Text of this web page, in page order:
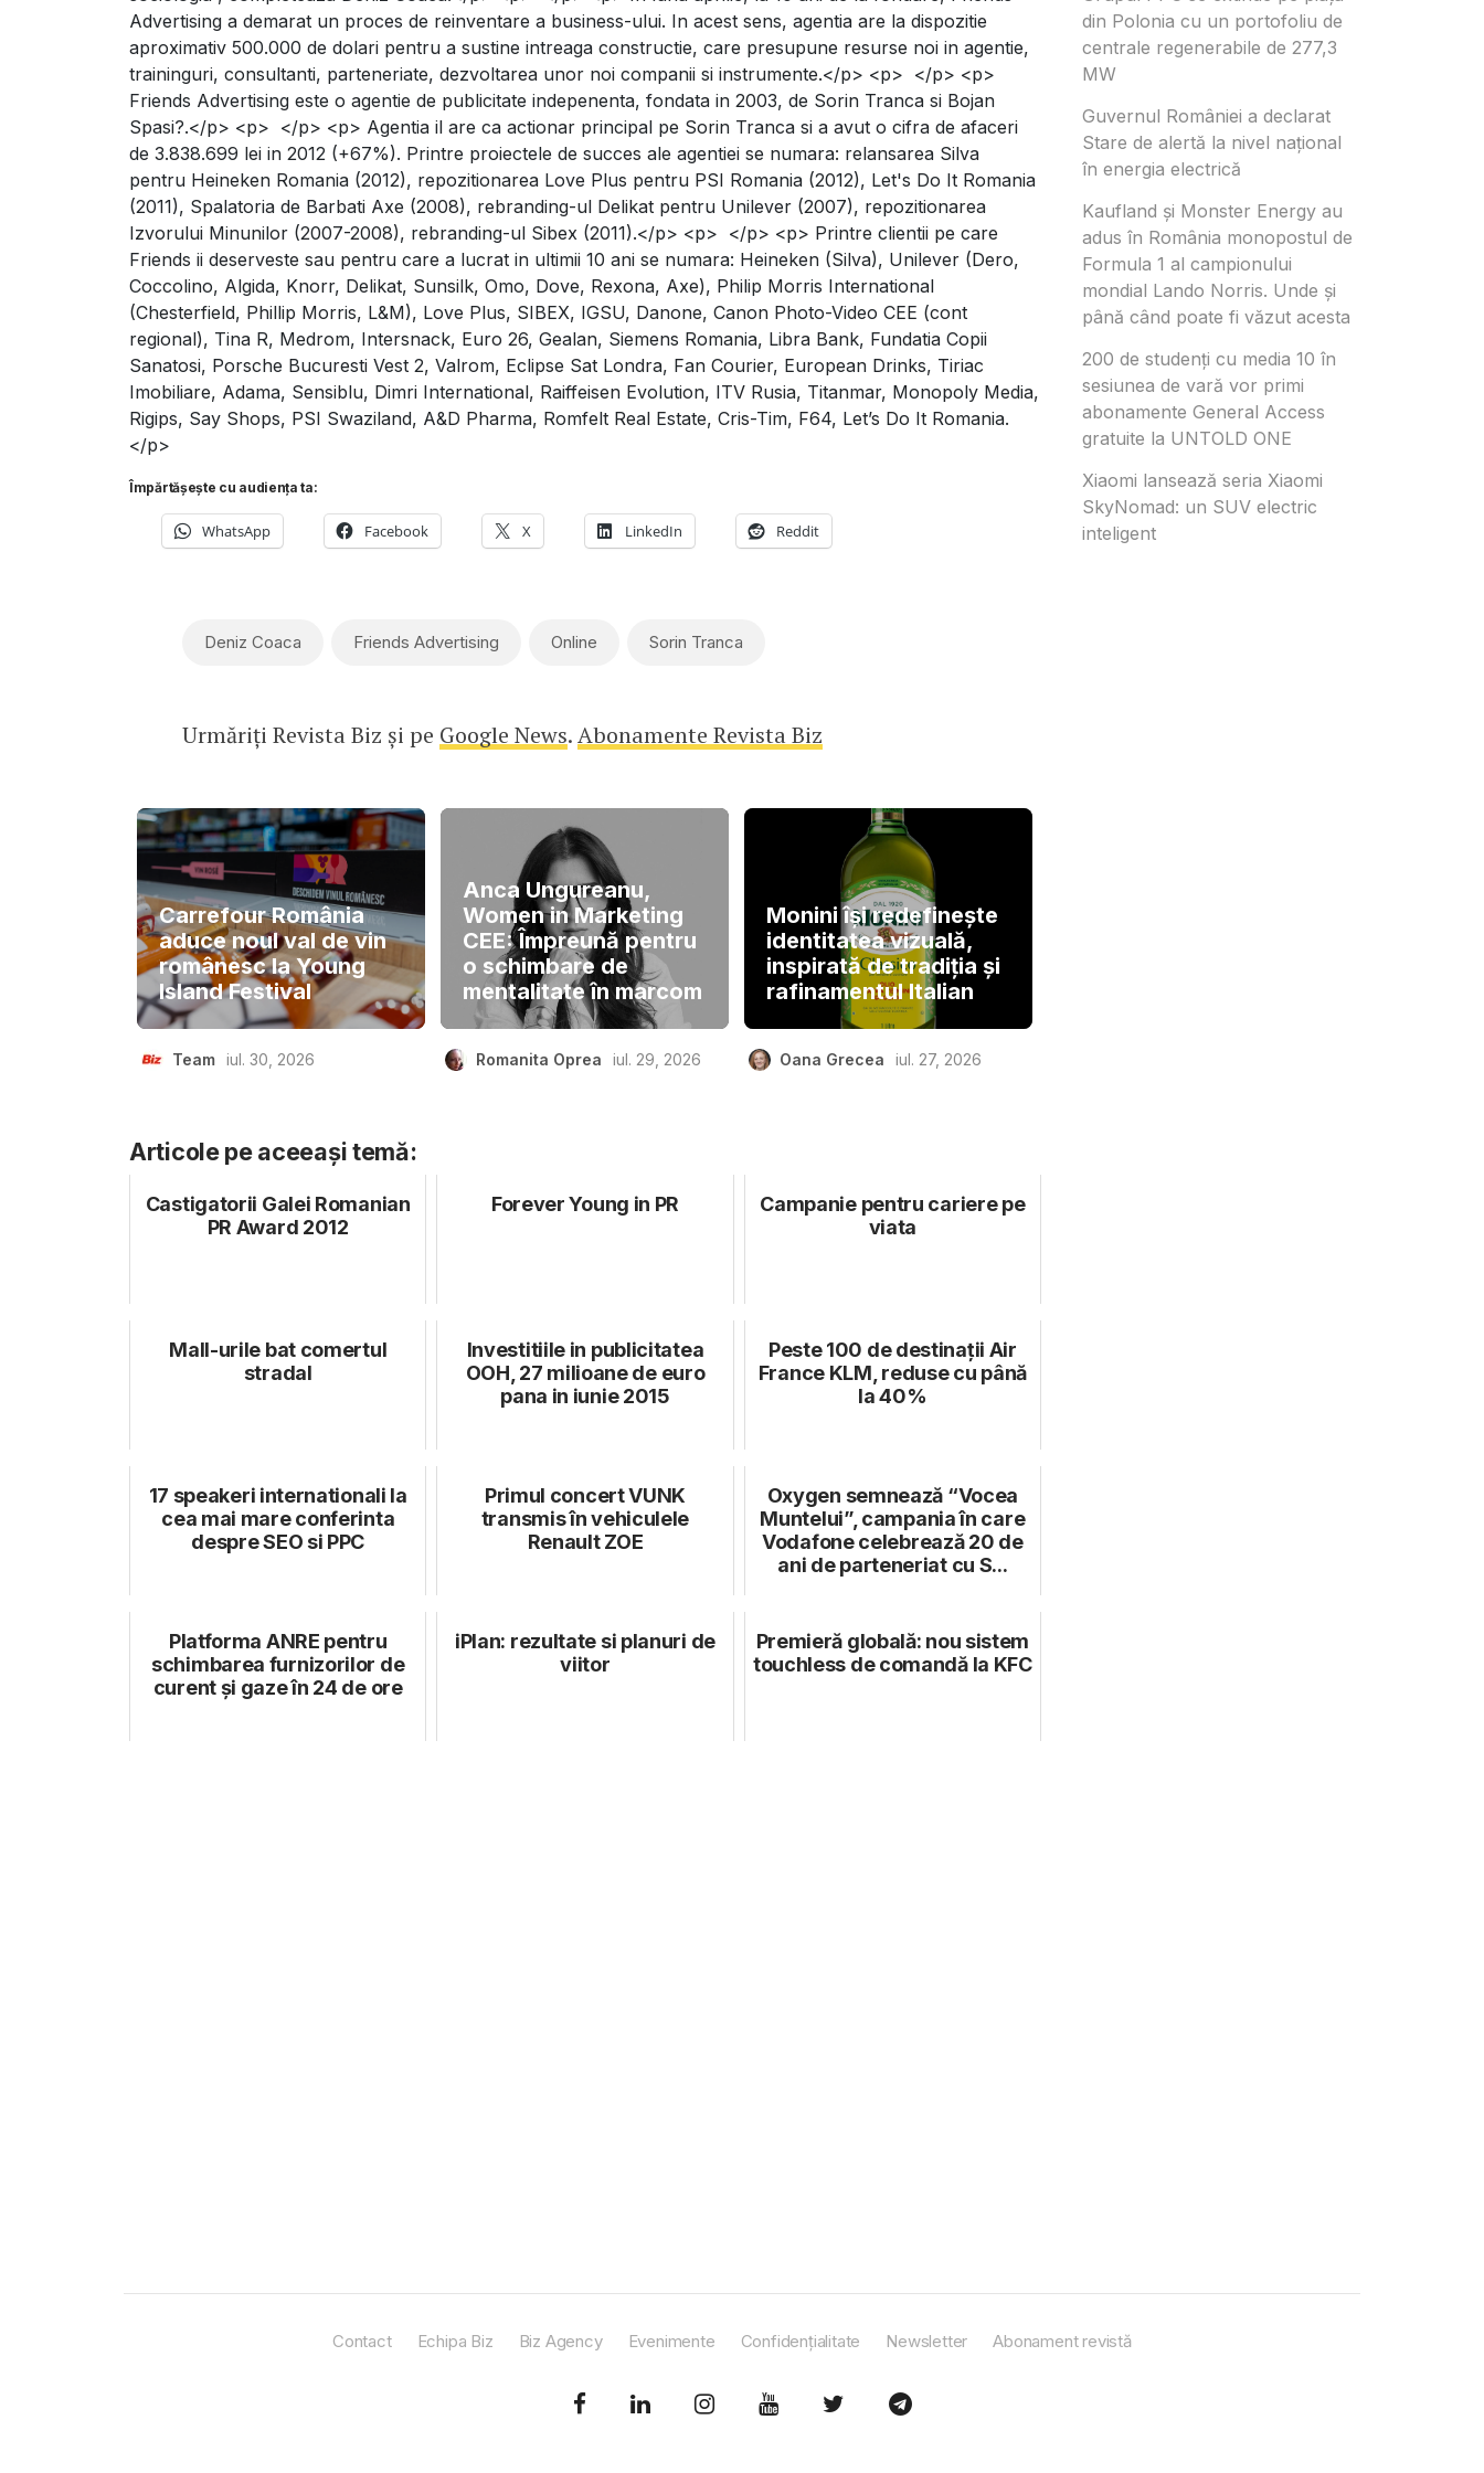
Advertising a demarat un proces de reinventare a business-ului. In acest sens, agentia are la dispozitie
aproximativ 500.000 de dolari pentru a sustine intreaga constructie, care presupune resurse noi in agentie,
traininguri, consultanti, parteneriate, dezvoltarea unor noi companii si instrumente.</p> <p> </p> <p>
Friends Advertising este o agentie de publicitate indepenenta, fondata in 2003, de Sorin Tranca si Bojan
Spasi?.</p> <p> </p> <p> Agentia il are ca actionar principal pe Sorin Tranca si a avut o cifra de afaceri
de 3.838.699 lei in 2012 (+67%). Printre proiectele de succes ale agentiei se numara: relansarea Silva
pentru Heineken Romania (2012), repozitionarea Love Plus pentru PSI Romania (2012), Let's Do It Romania
(2011), Spalatoria de Barbati Axe (2008), rebranding-ul Delikat pentru Unilever (2007), repozitionarea
Izvorului Minunilor (2007-2008), rebranding-ul Sibex (2011).</p> <p> </p> <p> Printre clientii pe care
Friends ii deserveste sau pentru care a lucrat in ultimii 10 ani se numara: Heineken (Silva), Unilever (Dero,
Coccolino, Algida, Knorr, Delikat, Sunsilk, Omo, Dove, Rexona, Axe), Philip Morris International
(Chesterfield, Phillip Morris, L&M), Love Plus, SIBEX, IGSU, Danone, Canon Photo-Video CEE (cont
regional), Tina R, Medrom, Intersnack, Euro 26, Gealan, Siemens Romania, Libra Bank, Fundatia Copii
Sanatosi, Porsche Bucuresti Vest 2, Valrom, Eclipse Sat Londra, Fan Courier, European Drinks, Tiriac
Imobiliare, Adama, Sensiblu, Dimri International, Raiffeisen Evolution, ITV Rusia, Titanmar, Monopoly Media,
Rigips, Say Shops, PSI Swaziland, A&D Pharma, Romfelt Real Estate, Cris-Tim, F64, Let’s Do It Romania.
</p>
Împărtășește cu audiența ta:
WhatsApp Facebook X LinkedIn Reddit
Deniz Coaca Friends Advertising Online Sorin Tranca
Urmăriți Revista Biz și pe Google News.Abonamente Revista Biz
Carrefour România
aduce noul val de vin
românesc la Young
Island Festival
Team iul. 30, 2026
Anca Ungureanu,
Women in Marketing
CEE: Împreună pentru
o schimbare de
mentalitate în marcom
Romanita Oprea iul. 29, 2026
Monini își redefinește
identitatea vizuală,
inspirată de tradiția și
rafinamentul Italian
Oana Grecea iul. 27, 2026
Articole pe aceeași temă:
Castigatorii Galei Romanian
PR Award 2012
Forever Young in PR
Campanie pentru cariere pe
viata
Mall-urile bat comertul
stradal
Investitiile in publicitatea
OOH, 27 milioane de euro
pana in iunie 2015
Peste 100 de destinații Air
France KLM, reduse cu până
la 40%
17 speakeri internationali la
cea mai mare conferinta
despre SEO si PPC
Primul concert VUNK
transmis în vehiculele
Renault ZOE
Oxygen semnează “Vocea
Muntelui”, campania în care
Vodafone celebrează 20 de
ani de parteneriat cu S...
Platforma ANRE pentru
schimbarea furnizorilor de
curent şi gaze în 24 de ore
iPlan: rezultate si planuri de
viitor
Premieră globală: nou sistem
touchless de comandă la KFC
din Polonia cu un portofoliu de
centrale regenerabile de 277,3
MW
Guvernul României a declarat
Stare de alertă la nivel național
în energia electrică
Kaufland și Monster Energy au
adus în România monopostul de
Formula 1 al campionului
mondial Lando Norris. Unde și
până când poate fi văzut acesta
200 de studenți cu media 10 în
sesiunea de vară vor primi
abonamente General Access
gratuite la UNTOLD ONE
Xiaomi lansează seria Xiaomi
SkyNomad: un SUV electric
inteligent
Contact Echipa Biz Biz Agency Evenimente Confidențialitate Newsletter Abonament revistă